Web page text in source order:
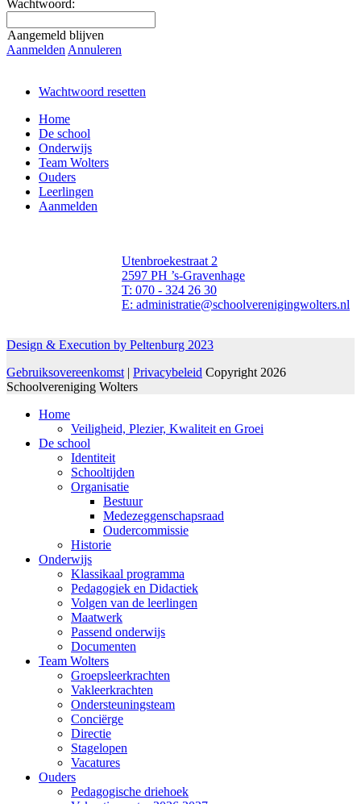
Wachtwoord:
Aangemeld blijven
Aanmelden Annuleren
Wachtwoord resetten
Home
De school
Onderwijs
Team Wolters
Ouders
Leerlingen
Aanmelden
Utenbroekestraat 2
2597 PH ’s-Gravenhage
T: 070 - 324 26 30
E: administratie@schoolverenigingwolters.nl
Design & Execution by Peltenburg 2023
Gebruiksovereenkomst | Privacybeleid Copyright 2026
Schoolvereniging Wolters
Home
Veiligheid, Plezier, Kwaliteit en Groei
De school
Identiteit
Schooltijden
Organisatie
Bestuur
Medezeggenschapsraad
Oudercommissie
Historie
Onderwijs
Klassikaal programma
Pedagogiek en Didactiek
Volgen van de leerlingen
Maatwerk
Passend onderwijs
Documenten
Team Wolters
Groepsleerkrachten
Vakleerkrachten
Ondersteuningsteam
Conciërge
Directie
Stagelopen
Vacatures
Ouders
Pedagogische driehoek